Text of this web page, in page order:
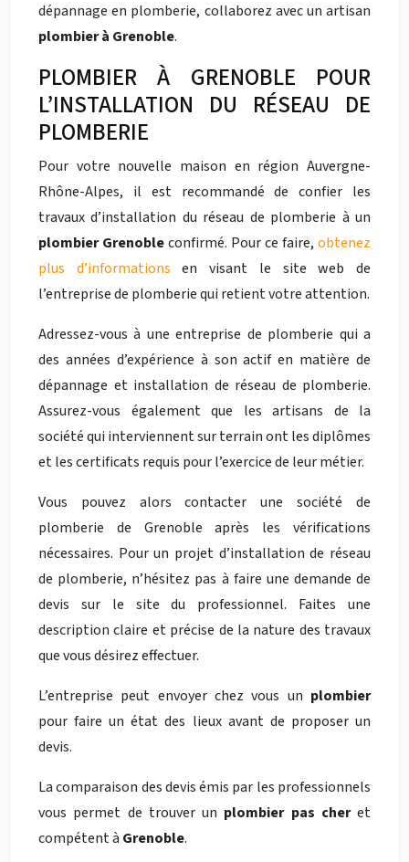
dépannage en plomberie, collaborez avec un artisan
plombier à Grenoble.
PLOMBIER À GRENOBLE POUR
L’INSTALLATION DU RÉSEAU DE
PLOMBERIE
Pour votre nouvelle maison en région Auvergne-
Rhône-Alpes, il est recommandé de confier les
travaux d’installation du réseau de plomberie à un
plombier Grenobleconfirmé. Pour ce faire, obtenez
plus d’informations en visant le site web de
l’entreprise de plomberie qui retient votre attention.
Adressez-vous à une entreprise de plomberie qui a
des années d’expérience à son actif en matière de
dépannage et installation de réseau de plomberie.
Assurez-vous également que les artisans de la
société qui interviennent sur terrain ont les diplômes
et les certificats requis pour l’exercice de leur métier.
Vous pouvez alors contacter une société de
plomberie de Grenoble après les vérifications
nécessaires. Pour un projet d’installation de réseau
de plomberie, n’hésitez pas à faire une demande de
devis sur le site du professionnel. Faites une
description claire et précise de la nature des travaux
que vous désirez effectuer.
L’entreprise peut envoyer chez vous un plombier
pour faire un état des lieux avant de proposer un
devis.
La comparaison des devis émis par les professionnels
vous permet de trouver un plombier pas cheret
compétent à Grenoble.